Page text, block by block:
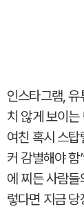
인스타그램,
치 않게 보이는
여친 혹시 스탑
커 감별해야 함
에 찌든 사람
렇다면 지금